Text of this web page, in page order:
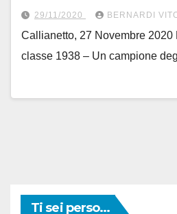
posto di lavoro in
Franco Bocca
29/11/2020 BERNARDI
Callianetto, 27 Novembre 2020
classe 1938 – Un campione
Ti sei perso...